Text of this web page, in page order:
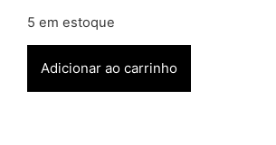
5 em estoque
Adicionar ao carrinho